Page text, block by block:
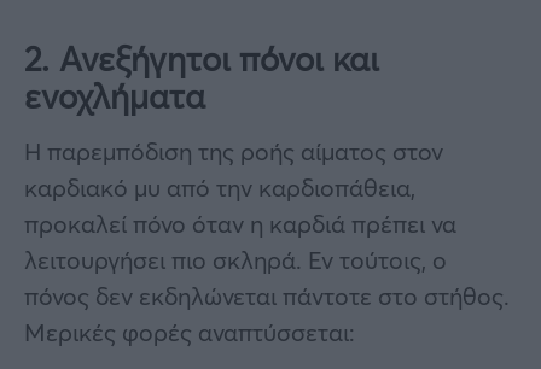
2. Ανεξήγητοι πόνοι και
ενοχλήματα
Η παρεμπόδιση της ροής αίματος στον
καρδιακό μυ από την καρδιοπάθεια,
προκαλεί πόνο όταν η καρδιά πρέπει να
λειτουργήσει πιο σκληρά. Εν τούτοις, ο
πόνος δεν εκδηλώνεται πάντοτε στο στήθος.
Μερικές φορές αναπτύσσεται: